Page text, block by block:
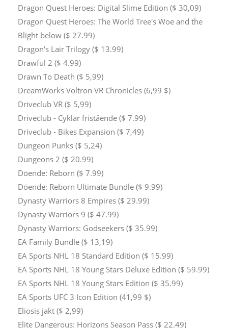
Dragon Quest Heroes: Digital Slime Edition ($ 30,09)
Dragon Quest Heroes: The World Tree's Woe and the
Blight below ($ 27.99)
Dragon's Lair Trilogy ($ 13.99)
Drawful 2 ($ 4.99)
Drawn To Death ($ 5,99)
DreamWorks Voltron VR Chronicles (6,99 $)
Driveclub VR ($ 5,99)
Driveclub - Cyklar fristående ($ 7.99)
Driveclub - Bikes Expansion ($ 7,49)
Dungeon Punks ($ 5,24)
Dungeons 2 ($ 20.99)
Döende: Reborn ($ 7.99)
Döende: Reborn Ultimate Bundle ($ 9.99)
Dynasty Warriors 8 Empires ($ 29.99)
Dynasty Warriors 9 ($ 47.99)
Dynasty Warriors: Godseekers ($ 35.99)
EA Family Bundle ($ 13,19)
EA Sports NHL 18 Standard Edition ($ 15.99)
EA Sports NHL 18 Young Stars Deluxe Edition ($ 59.99)
EA Sports NHL 18 Young Stars Edition ($ 35.99)
EA Sports UFC 3 Icon Edition (41,99 $)
Eliosis jakt ($ 2,99)
Elite Dangerous: Horizons Season Pass ($ 22.49)